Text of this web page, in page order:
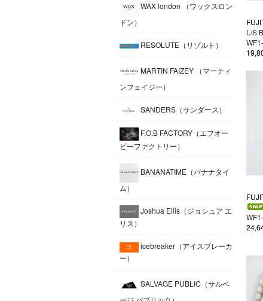
WAX london （ワックスロン
ドン）
RESOLUTE（リゾルト）
MARTIN FAIZEY （マーティ
ンフェイジー）
SANDERS（サンダース）
F.O.B FACTORY（エフオー
ビーファクトリー）
BANANATIME（バナナタイ
ム）
Joshua Ellis（ジョシュア エ
リス）
icebreaker（アイスブレーカ
ー）
SALVAGE PUBLIC（サルベ
L/S